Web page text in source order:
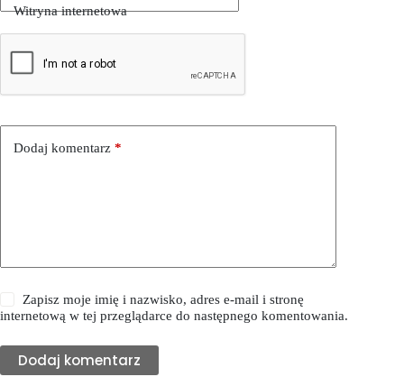
Witryna internetowa
Dodaj komentarz *
Zapisz moje imię i nazwisko, adres e-mail i stronę
internetową w tej przeglądarce do następnego komentowania.
Dodaj komentarz